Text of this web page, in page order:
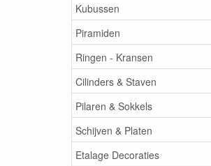
Kubussen
Piramiden
Ringen - Kransen
Cilinders & Staven
Pilaren & Sokkels
Schijven & Platen
Etalage Decoraties